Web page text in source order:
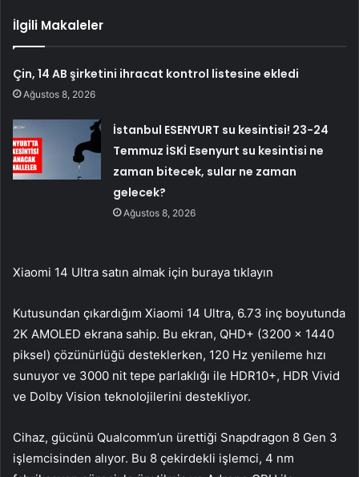
İlgili Makaleler
Çin, 14 AB şirketini ihracat kontrol listesine ekledi
Ağustos 8, 2026
İstanbul ESENYURT su kesintisi! 23-24
Temmuz İSKİ Esenyurt su kesintisi ne
zaman bitecek, sular ne zaman
gelecek?
Ağustos 8, 2026
Xiaomi 14 Ultra satın almak için buraya tıklayın
Kutusundan çıkardığım Xiaomi 14 Ultra, 6.73 inç boyutunda
2K AMOLED ekrana sahip. Bu ekran, QHD+ (3200 x 1440
piksel) çözünürlüğü desteklerken, 120 Hz yenileme hızı
sunuyor ve 3000 nit tepe parlaklığı ile HDR10+, HDR Vivid
ve Dolby Vision teknolojilerini destekliyor.
Cihaz, gücünü Qualcomm’un ürettiği Snapdragon 8 Gen 3
işlemcisinden alıyor. Bu 8 çekirdekli işlemci, 4 nm